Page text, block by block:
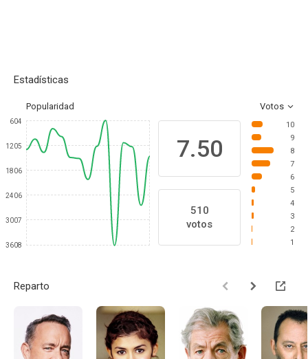
Estadísticas
Popularidad Votos
604
1205
1806
2406
3007
3608
7.50
510
votos
10
9
8
7
6
5
4
3
2
1
Reparto